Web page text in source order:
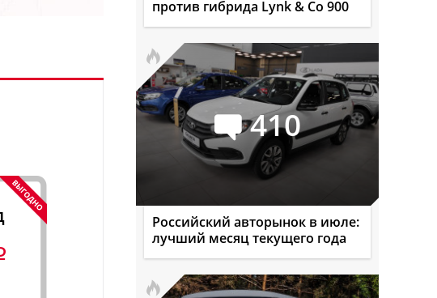
против гибрида Lynk & Co 900
410
Российский авторынок в июле:
лучший месяц текущего года